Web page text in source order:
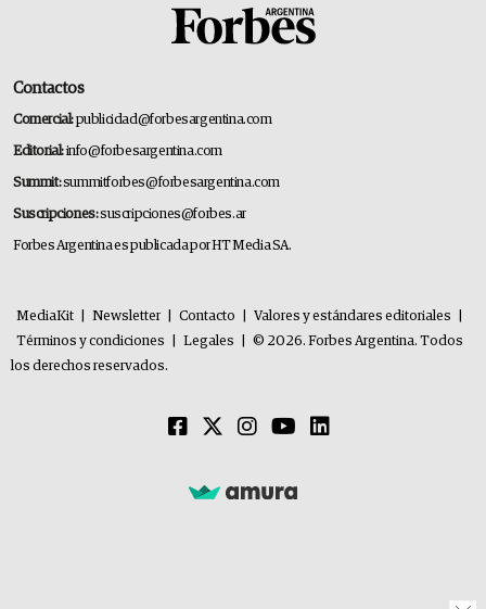
Contactos
Comercial:publicidad@forbesargentina.com
Editorial:info@forbesargentina.com
Summit:summitforbes@forbesargentina.com
Suscripciones:suscripciones@forbes.ar
Forbes Argentina es publicada por HT Media SA.
MediaKit Newsletter Contacto Valores y estándares editoriales
Términos y condiciones
Legales
© 2026. Forbes Argentina. Todos
los derechos reservados.